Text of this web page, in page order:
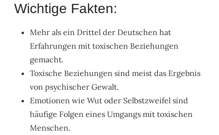
Wichtige Fakten:
Mehr als ein Drittel der Deutschen hat
Erfahrungen mit toxischen Beziehungen
gemacht.
Toxische Beziehungen sind meist das Ergebnis
von psychischer Gewalt.
Emotionen wie Wut oder Selbstzweifel sind
häufige Folgen eines Umgangs mit toxischen
Menschen.